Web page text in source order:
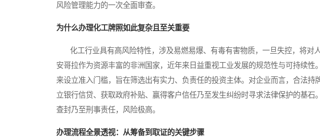
风险管理能力的一次全面审查。
为什么办理化工牌照如此复杂且至关重要
化工行业具有高风险特性，涉及易燃易爆、有毒有害物质，一旦失控，将对人
安哥拉作为资源丰富的非洲国家，近年来日益重视工业发展的规范性与可持续性
来设立准入门槛，旨在筛选出有实力、负责任的投资主体。对企业而言，合法持
立银行信贷、获取政府补贴、赢得客户信任乃至发生纠纷时寻求法律保护的基石
查封乃至刑事责任，风险极高。
办理流程全景透视：从筹备到取证的关键步骤